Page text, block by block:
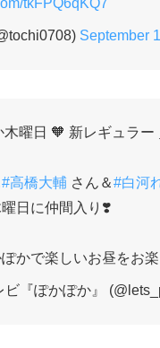
tkFPQ6qKQ7
September
木曜日 🧡 新レギュラー
#高橋大輔 さん＆#白河
日に仲間入り❣️
かで楽しいお昼をお
『ぽかぽか』